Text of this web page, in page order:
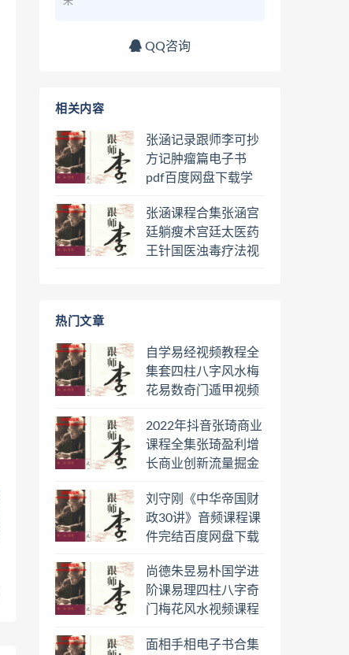
QQ咨询
相关内容
张涵记录跟师李可抄
方记肿瘤篇电子书
pdf百度网盘下载学
张涵课程合集张涵宫
廷躺瘦术宫廷太医药
王针国医浊毒疗法视
热门文章
自学易经视频教程全
集套四柱八字风水梅
花易数奇门遁甲视频
日罗盘教程百度云网
盘会员
2022年抖音张琦商业
课程全集张琦盈利增
长商业创新流量掘金
盘下载学习
刘守刚《中华帝国财
政30讲》音频课程课
件完结百度网盘下载
尚德朱昱易朴国学进
阶课易理四柱八字奇
门梅花风水视频课程
学习
面相手相电子书合集